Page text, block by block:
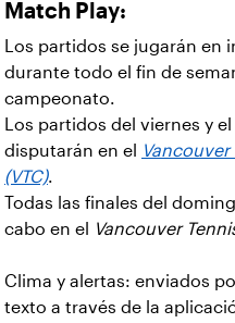
Match Play:
Los partidos se jugarán en
durante todo el fin de
campeonato.
Los partidos del viernes y
disputarán en el
(VTC).
Todas las finales del
cabo en el
Vancouver
Clima y alertas: enviados
texto a través de la